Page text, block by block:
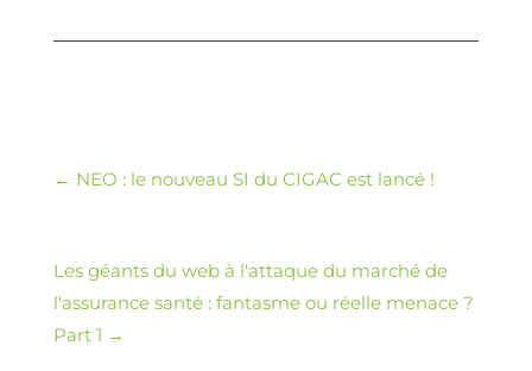
← NEO : le nouveau SI du CIGAC est lancé !
Les géants du web à l'attaque du marché de
l'assurance santé : fantasme ou réelle menace ?
Part 1 →